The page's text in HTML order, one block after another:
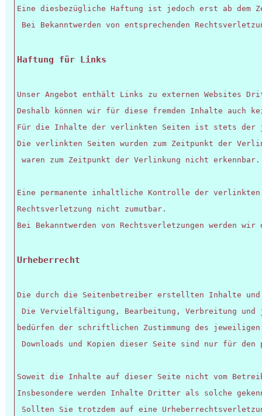
Eine diesbezügliche Haftung ist jedoch erst ab dem
Bei Bekanntwerden von entsprechenden
Haftung für Links
Unser Angebot enthält Links zu externen
Deshalb können wir für diese fremden Inhalte auch
Für die Inhalte der verlinkten Seiten ist stets der
Die verlinkten Seiten wurden zum Zeitpunkt der
waren zum Zeitpunkt der Verlinkung nicht erkennbar.
Eine permanente inhaltliche Kontrolle der
Rechtsverletzung nicht zumutbar.
Bei Bekanntwerden von Rechtsverletzungen werden
Urheberrecht
Die durch die Seitenbetreiber erstellten Inhalte und
Die Vervielfältigung, Bearbeitung, Verbreitung und
bedürfen der schriftlichen Zustimmung des
Downloads und Kopien dieser Seite sind nur für
Soweit die Inhalte auf dieser Seite nicht vom
Insbesondere werden Inhalte Dritter als solche
Sollten Sie trotzdem auf eine